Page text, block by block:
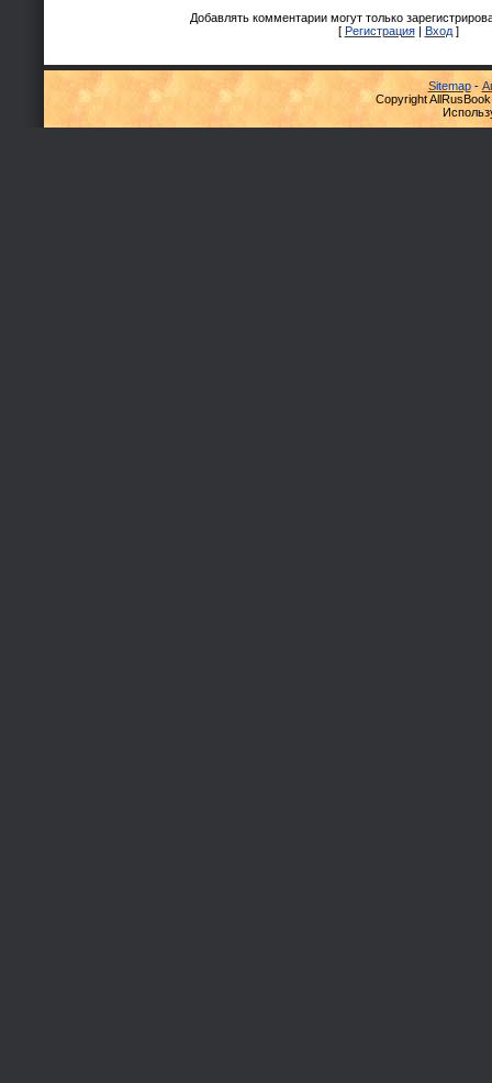
Добавлять комментарии могут только
[ Регистрация| Вход]
Sitemap-
Copyright